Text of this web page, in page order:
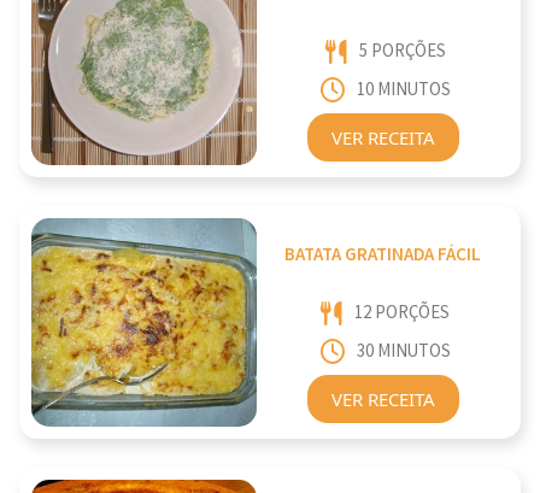
5 PORÇÕES
10 MINUTOS
VER RECEITA
BATATA GRATINADA FÁCIL
12 PORÇÕES
30 MINUTOS
VER RECEITA